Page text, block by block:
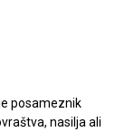
posameznik
nasilja ali